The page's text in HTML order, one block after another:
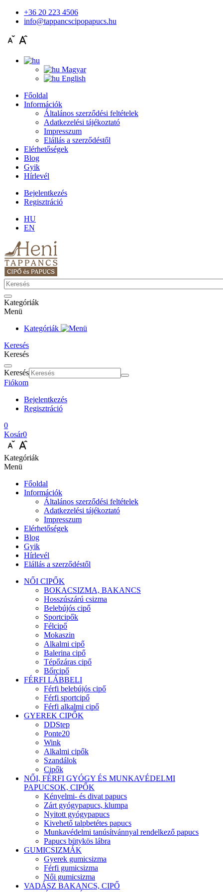
+36 20 223 4506
info@tappancscipopapucs.hu
Magyar
English
Főoldal
Információk
Általános szerződési feltételek
Adatkezelési tájékoztató
Impresszum
Elállás a szerződéstől
Elérhetőségek
Blog
Gyik
Hírlevél
Bejelentkezés
Regisztráció
HU
EN
Kategóriák
Menü
Kategóriák
Keresés
Keresés
Keresés
Fiókom
Bejelentkezés
Regisztráció
0
Kosár0
Kategóriák
Menü
Főoldal
Információk
Általános szerződési feltételek
Adatkezelési tájékoztató
Impresszum
Elérhetőségek
Blog
Gyik
Hírlevél
Elállás a szerződéstől
NŐI CIPŐK
BOKACSIZMA, BAKANCS
Hosszúszárú csizma
Belebújós cipő
Sportcipők
Félcipő
Mokaszin
Alkalmi cipő
Balerina cipő
Tépőzáras cipő
Bőrcipő
FÉRFI LÁBBELI
Férfi belebújós cipő
Férfi sportcipő
Férfi alkalmi cipő
GYEREK CIPŐK
DDStep
Ponte20
Wink
Alkalmi cipők
Szandálok
Cipők
NŐI, FÉRFI GYÓGY ÉS MUNKAVÉDELMI
PAPUCSOK, CIPŐK
Kényelmi- és divat papucs
Zárt gyógypapucs, klumpa
Nyitott gyógypapucs
Kivehető talpbetétes papucs
Munkavédelmi tanúsítvánnyal rendelkező papucs
Papucs bütykös lábra
GUMICSIZMÁK
Gyerek gumicsizma
Férfi gumicsizma
Női gumicsizma
VADÁSZ BAKANCS, CIPŐ